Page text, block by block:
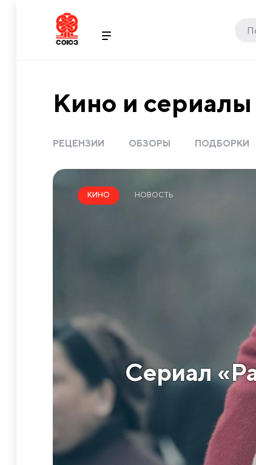
Кино и сериалы
РЕЦЕНЗИИ ОБЗОРЫ ПОДБОРКИ
Сериал
КИНО НОВОСТЬ